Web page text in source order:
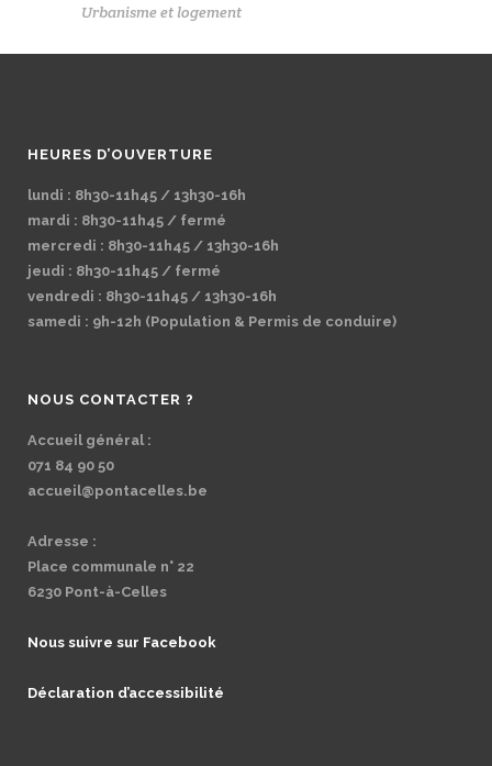
Urbanisme et logement
HEURES D’OUVERTURE
lundi : 8h30-11h45 / 13h30-16h
mardi : 8h30-11h45 / fermé
mercredi : 8h30-11h45 / 13h30-16h
jeudi : 8h30-11h45 / fermé
vendredi : 8h30-11h45 / 13h30-16h
samedi : 9h-12h (Population & Permis de conduire)
NOUS CONTACTER ?
Accueil général :
071 84 90 50
accueil@pontacelles.be
Adresse :
Place communale n° 22
6230 Pont-à-Celles
Nous suivre sur Facebook
Déclaration d’accessibilité